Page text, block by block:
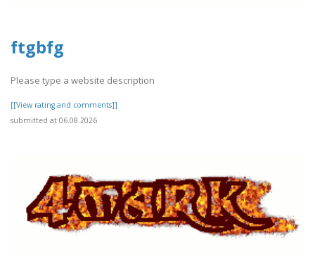
ftgbfg
Please type a website description
[[View rating and comments]]
submitted at 06.08.2026